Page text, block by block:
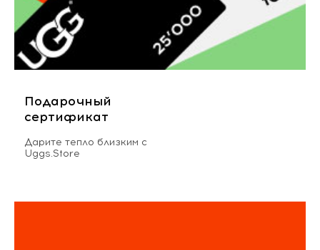
Подарочный
сертификат
Дарите тепло близким с
Uggs.Store